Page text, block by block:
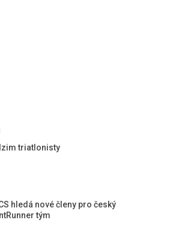
triatlonisty
hledá nové členy pro český
tým